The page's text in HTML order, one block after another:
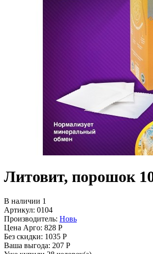
Литовит, порошок
В наличии 1
Артикул: 0104
Производитель: Новь
Цена Арго: 828 Р
Без скидки: 1035 Р
Ваша выгода: 207 Р